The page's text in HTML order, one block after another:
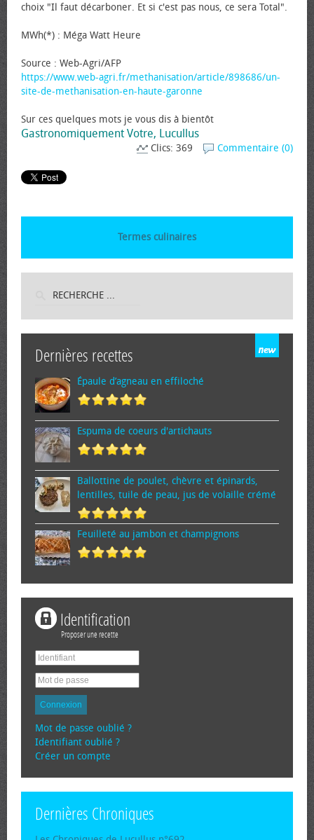
choix "Il faut décarboner. Et si c'est pas nous, ce sera Total".
MWh(*) : Méga Watt Heure
Source : Web-Agri/AFP
https://www.web-agri.fr/methanisation/article/898686/un-
site-de-methanisation-en-haute-garonne
Sur ces quelques mots je vous dis à bientôt
Gastronomiquement Votre, Lucullus
Commentaire (0)
Clics: 369
Termes culinaires
Dernières recettes
Épaule d’agneau en effiloché
Espuma de cœurs d'artichauts
Ballottine de poulet, chèvre et épinards,
lentilles, tuile de peau, jus de volaille crémé
Feuilleté au jambon et champignons
Identification
Proposer une recette
Connexion
Mot de passe oublié ?
Identifiant oublié ?
Créer un compte
Dernières Chroniques